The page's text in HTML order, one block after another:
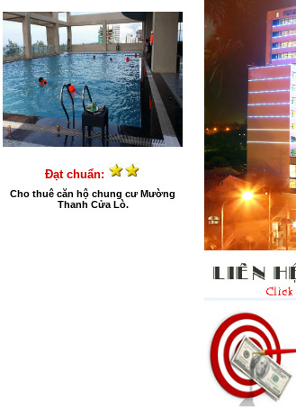
Đạt chuẩn:
Cho thuê căn hộ chung cư Mường
Thanh Cửa Lò.